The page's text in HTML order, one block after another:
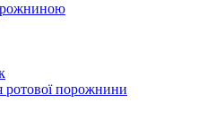
ротової порожнини